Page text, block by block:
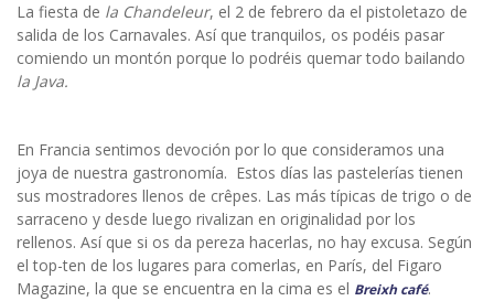
La fiesta de la Chandeleur, el 2 de febrero da el pistoletazo de
salida de los Carnavales. Así que tranquilos, os podéis pasar
comiendo un montón porque lo podréis quemar todo bailando
la Java.
En Francia sentimos devoción por lo que consideramos una
joya de nuestra gastronomía. Estos días las pastelerías tienen
sus mostradores llenos de crêpes. Las más típicas de trigo o de
sarraceno y desde luego rivalizan en originalidad por los
rellenos. Así que si os da pereza hacerlas, no hay excusa. Según
el top-ten de los lugares para comerlas, en París, del Figaro
Magazine, la que se encuentra en la cima es el Breixh café.